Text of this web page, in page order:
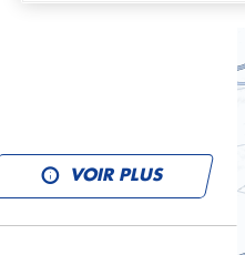
VOIR PLUS